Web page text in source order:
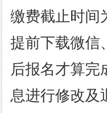
缴费截止时间
提前下载微信
后报名才算完
息进行修改及